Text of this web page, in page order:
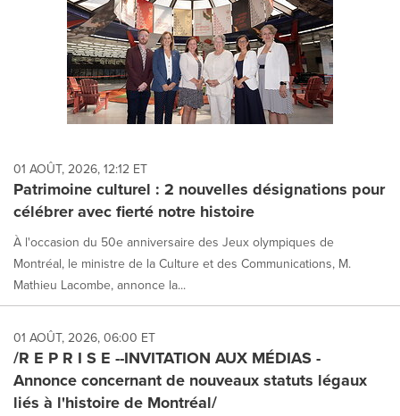
01 AOÛT, 2026, 12:12 ET
Patrimoine culturel : 2 nouvelles désignations pour
célébrer avec fierté notre histoire
À l'occasion du 50e anniversaire des Jeux olympiques de
Montréal, le ministre de la Culture et des Communications, M.
Mathieu Lacombe, annonce la...
01 AOÛT, 2026, 06:00 ET
/R E P R I S E --INVITATION AUX MÉDIAS -
Annonce concernant de nouveaux statuts légaux
liés à l'histoire de Montréal/